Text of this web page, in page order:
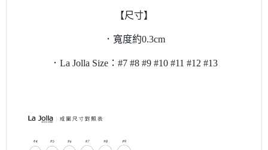
【尺寸】
．寬度約0.3cm
．La Jolla Size：#7 #8 #9 #10 #11 #12 #13